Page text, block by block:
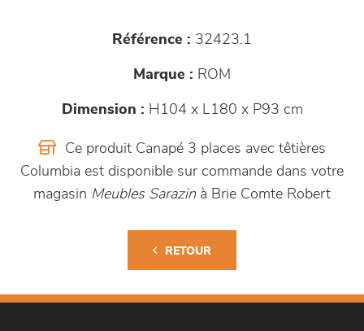
Référence : 32423.1
Marque : ROM
Dimension : H104 x L180 x P93 cm
Ce produit Canapé 3 places avec têtières
Columbia est disponible sur commande dans votre
magasin Meubles Sarazinà Brie Comte Robert
RETOUR